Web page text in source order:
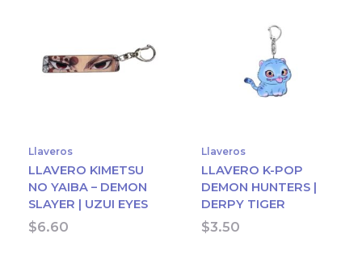
Llaveros
LLAVERO KIMETSU
NO YAIBA – DEMON
SLAYER | UZUI EYES
$6.60
Llaveros
LLAVERO K-POP
DEMON HUNTERS |
DERPY TIGER
$3.50